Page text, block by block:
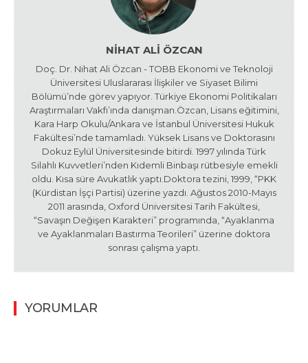
NIHAT ALI ÖZCAN
Doç. Dr. Nihat Ali Özcan - TOBB Ekonomi ve Teknoloji
Üniversitesi Uluslararası İlişkiler ve Siyaset Bilimi
Bölümü’nde görev yapıyor. Türkiye Ekonomi Politikaları
Araştırmaları Vakfı’ında danışman.Özcan, Lisans eğitimini,
Kara Harp Okulu/Ankara ve İstanbul Üniversitesi Hukuk
Fakültesi’nde tamamladı. Yüksek Lisans ve Doktorasını
Dokuz Eylül Üniversitesinde bitirdi. 1997 yılında Türk
Silahlı Kuvvetleri’nden Kıdemli Binbaşı rütbesiyle emekli
oldu. Kısa süre Avukatlık yaptı.Doktora tezini, 1999, “PKK
(Kürdistan İşçi Partisi) üzerine yazdı. Ağustos 2010-Mayıs
2011 arasında, Oxford Üniversitesi Tarih Fakültesi,
“Savaşın Değişen Karakteri” programında, “Ayaklanma
ve Ayaklanmaları Bastırma Teorileri” üzerine doktora
sonrası çalışma yaptı.
YORUMLAR